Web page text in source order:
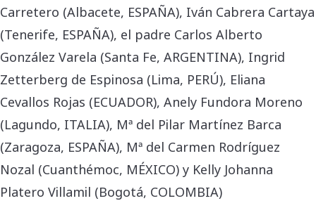
Carretero (Albacete, ESPAÑA), Iván Cabrera Cartaya
(Tenerife, ESPAÑA), el padre Carlos Alberto
González Varela (Santa Fe, ARGENTINA), Ingrid
Zetterberg de Espinosa (Lima, PERÚ), Eliana
Cevallos Rojas (ECUADOR), Anely Fundora Moreno
(Lagundo, ITALIA), Mª del Pilar Martínez Barca
(Zaragoza, ESPAÑA), Mª del Carmen Rodríguez
Nozal (Cuanthémoc, MÉXICO) y Kelly Johanna
Platero Villamil (Bogotá, COLOMBIA)